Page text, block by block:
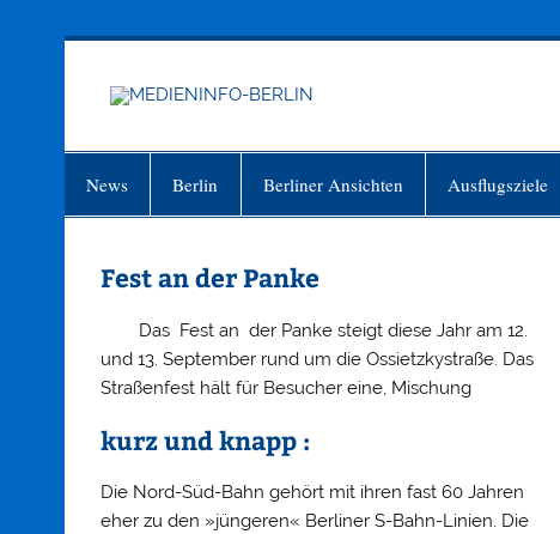
News Berlin Berliner Ansichten Ausflugsziele
Fest an der Panke
Das Fest an der Panke steigt diese Jahr am 12.
und 13. September rund um die Ossietzkystraße. Das
Straßenfest hält für Besucher eine, Mischung
kurz und knapp :
Die Nord-Süd-Bahn gehört mit ihren fast 60 Jahren
eher zu den »jüngeren« Berliner S-Bahn-Linien. Die